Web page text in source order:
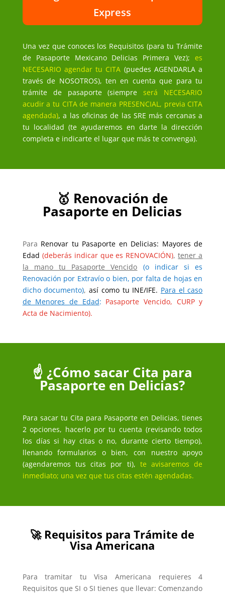
Express
Una vez que conoces los Requisitos (para tu Trámite
de Pasaporte Mexicano Delicias Primera Vez);es
NECESARIO agendar tu CITA (puedes AGENDARLA a
través de NOSOTROS), ten en cuenta que para tu
trámite de pasaporte (siempreserá NECESARIO
acudir a tu CITA de manera PRESENCIAL, previa CITA
agendada), a las oficinas de las SRE más cercanas a
tu localidad (te ayudaremos en darte la dirección
completa e indicarte el lugar que más te convenga).
🥇 Renovación de
Pasaporte en Delicias
Para Renovar tu Pasaporte en Delicias: Mayores de
Edad (deberás indicar que es RENOVACIÓN),tener a
la mano tu Pasaporte Vencido
(o indicar si es
Renovación por Extravío o bien, por falta de hojas en
dicho documento),así como tu INE/IFE. Para el caso
de Menores de Edad: Pasaporte Vencido, CURP y
Acta de Nacimiento).
☝️ ¿Cómo sacar Cita para
Pasaporte en Delicias?
Para sacar tu Cita para Pasaporte en Delicias, tienes
2 opciones, hacerlo por tu cuenta (revisando todos
los días si hay citas o no, durante cierto tiempo),
llenando formularios o bien, con nuestro apoyo
(agendaremos tus citas por ti), te avisaremos de
inmediato; una vez que tus citas estén agendadas.
🚀 Requisitos para Trámite de
Visa Americana
Para tramitar tu Visa Americana requieres 4
Requisitos que SI o SI tienes que llevar: Comenzando